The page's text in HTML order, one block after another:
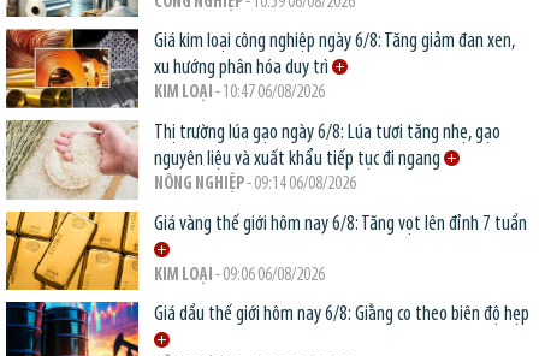
Giá kim loại công nghiệp ngày 6/8: Tăng giảm đan xen,
xu hướng phân hóa duy trì
KIM LOẠI - 10:47 06/08/2026
Thị trường lúa gạo ngày 6/8: Lúa tươi tăng nhẹ, gạo
nguyên liệu và xuất khẩu tiếp tục đi ngang
NÔNG NGHIỆP- 09:14 06/08/2026
Giá vàng thế giới hôm nay 6/8: Tăng vọt lên đỉnh 7 tuần
KIM LOẠI - 09:06 06/08/2026
Giá dầu thế giới hôm nay 6/8: Giằng co theo biên độ hẹp